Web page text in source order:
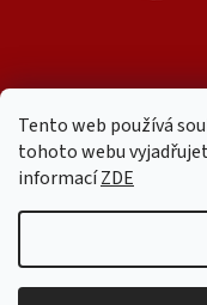
Tento web používá
tohoto webu
informacíZDE
Copyright 2026Mr.